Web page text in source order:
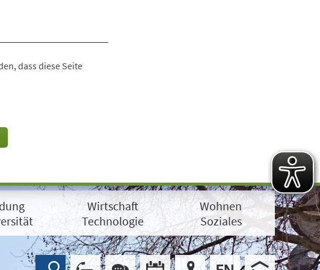
dass diese Seite
Wirtschaft
Technologie
Wohnen
Soziales